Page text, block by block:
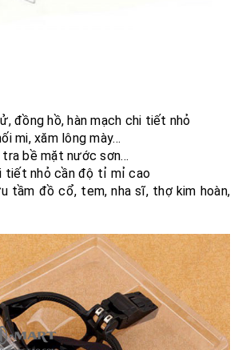
đồng hồ, hàn mạch chi tiết nhỏ
mi, xăm lông mày…
tra bề mặt nước sơn…
tiết nhỏ cần độ tỉ mỉ cao
tầm đồ cổ, tem, nha sĩ, thợ kim hoàn,